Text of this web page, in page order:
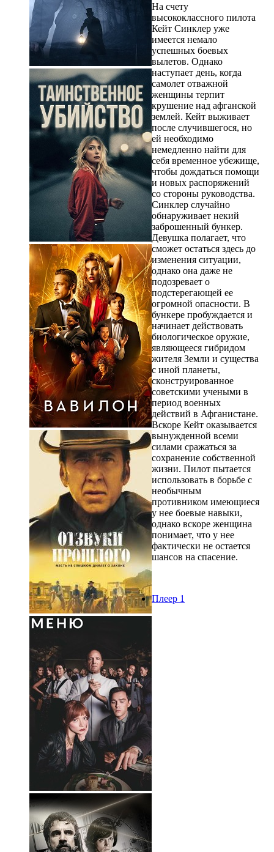
На счету
высококлассного пилота
Кейт Синклер уже
имеется немало
успешных боевых
вылетов. Однако
наступает день, когда
самолет отважной
женщины терпит
крушение над афганской
землей. Кейт выживает
после случившегося, но
ей необходимо
немедленно найти для
себя временное убежище,
чтобы дождаться помощи
и новых распоряжений
со стороны руководства.
Синклер случайно
обнаруживает некий
заброшенный бункер.
Девушка полагает, что
сможет остаться здесь до
изменения ситуации,
однако она даже не
подозревает о
подстерегающей ее
огромной опасности. В
бункере пробуждается и
начинает действовать
биологическое оружие,
являющееся гибридом
жителя Земли и существа
с иной планеты,
сконструированное
советскими учеными в
период военных
действий в Афганистане.
Вскоре Кейт оказывается
вынужденной всеми
силами сражаться за
сохранение собственной
жизни. Пилот пытается
использовать в борьбе с
необычным
противником имеющиеся
у нее боевые навыки,
однако вскоре женщина
понимает, что у нее
фактически не остается
шансов на спасение.
Плеер 1